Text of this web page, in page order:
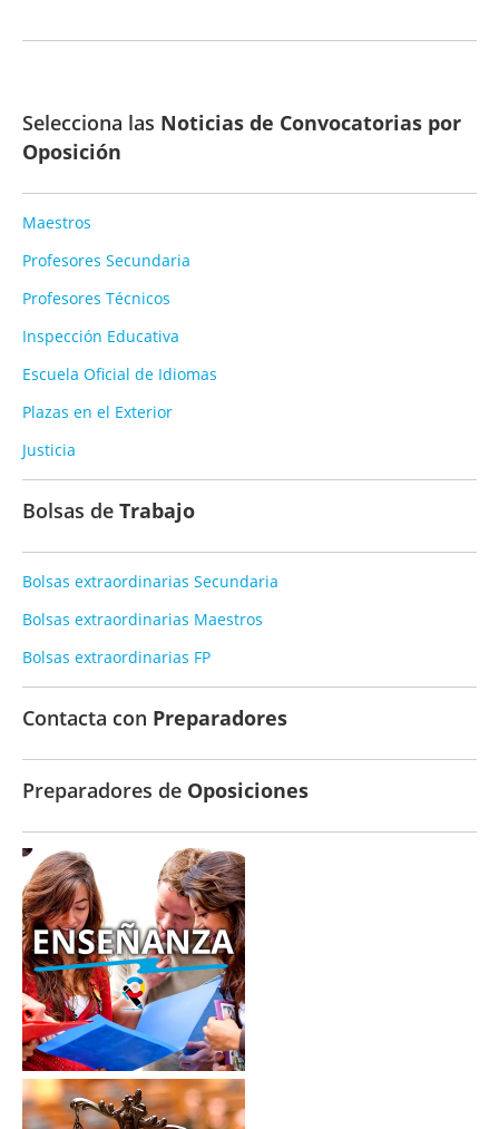
Selecciona las Noticias de Convocatorias por
Oposición
Maestros
Profesores Secundaria
Profesores Técnicos
Inspección Educativa
Escuela Oficial de Idiomas
Plazas en el Exterior
Justicia
Bolsas de Trabajo
Bolsas extraordinarias Secundaria
Bolsas extraordinarias Maestros
Bolsas extraordinarias FP
Contacta con Preparadores
Preparadores de Oposiciones